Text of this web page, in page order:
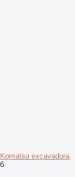
Komatsu excavadora
6